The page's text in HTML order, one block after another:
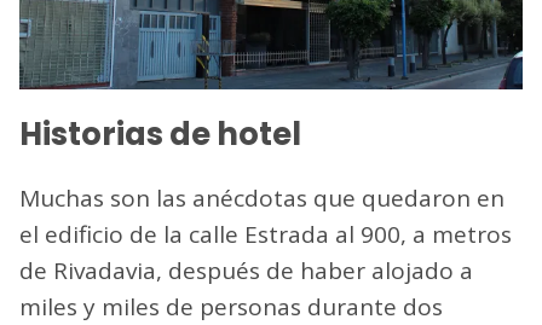
Historias de hotel
Muchas son las anécdotas que quedaron en
el edificio de la calle Estrada al 900, a metros
de Rivadavia, después de haber alojado a
miles y miles de personas durante dos